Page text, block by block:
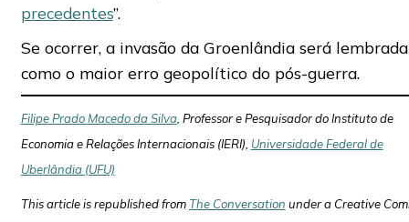
precedentes”.
Se ocorrer, a invasão da Groenlândia será lembrada
como o maior erro geopolítico do pós-guerra.
Filipe Prado Macedo da Silva, Professor e Pesquisador do Instituto de
Economia e Relações Internacionais (IERI), Universidade Federal de
Uberlândia (UFU)
This article is republished from The Conversation under a Creative